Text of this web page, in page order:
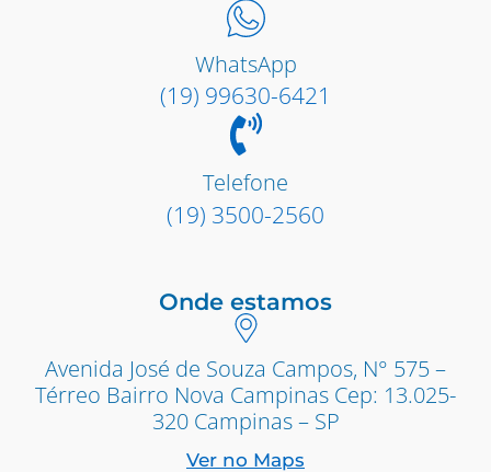
WhatsApp
(19) 99630-6421
Telefone
(19) 3500-2560
Onde estamos
Avenida José de Souza Campos, N° 575 –
Térreo Bairro Nova Campinas Cep: 13.025-
320 Campinas – SP
Ver no Maps